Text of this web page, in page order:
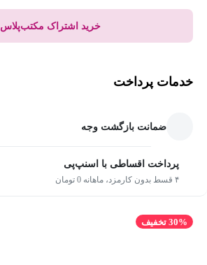
خرید اشتراک مکتب‌پلاس
خدمات پرداخت
ضمانت بازگشت وجه
پرداخت اقساطی با اسنپ‌پی
۴ قسط بدون کارمزد، ماهانه 0 تومان
30% تخفیف